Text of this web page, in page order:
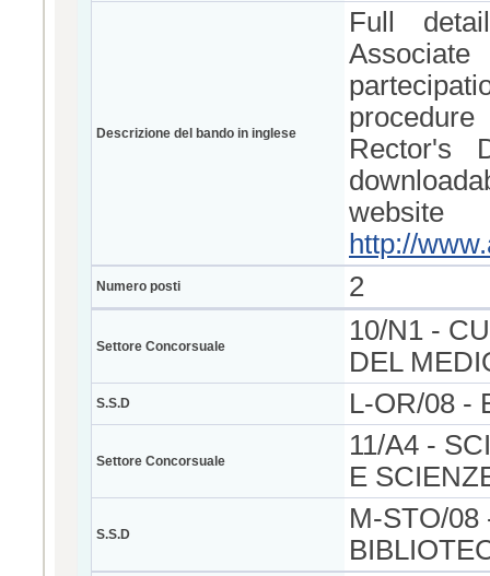
Descrizione del bando in inglese
Full
Rector's
website
http://
Numero posti 2
Settore Concorsuale
10/N1 -
DEL
S.S.D L-OR/08 -
Settore Concorsuale
11/A4 -
E
S.S.D
M-STO/08